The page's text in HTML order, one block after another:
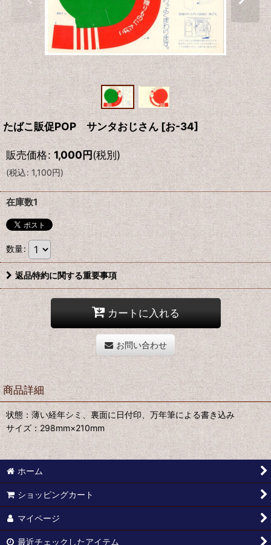
たばこ販促POP サンタおじさん [お-34]
販売価格: 1,000円(税別)
(税込: 1,100円)
在庫数1
数量:
返品特約に関する重要事項
カートに入れる
お問い合わせ
商品詳細
状態：薄い経年シミ、裏面に日付印、万年筆による書き込み
サイズ：298mm×210mm
ホーム
ショッピングカート
マイページ
最近チェックしたアイテム